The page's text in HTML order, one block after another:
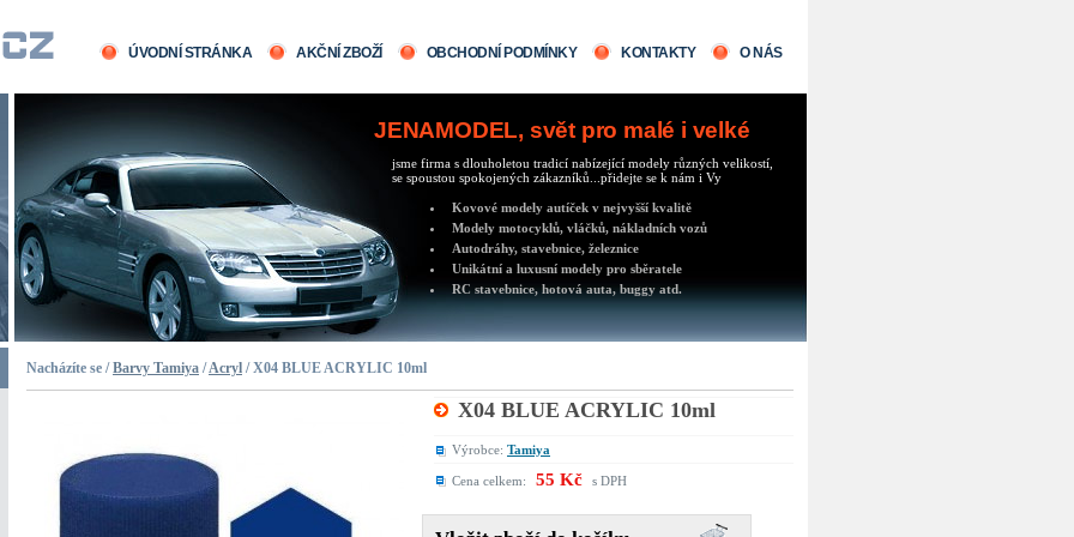
ÚVODNÍ STRÁNKA AKČNÍ ZBOŽÍ OBCHODNÍ PODMÍNKY KONTAKTY O NÁS
JENAMODEL, svět pro malé i velké
jsme firma s dlouholetou tradicí nabízející modely různých velikostí,
se spoustou spokojených zákazníků...přidejte se k nám i Vy
Kovové modely autíček v nejvyšší kvalitě
Modely motocyklů, vláčků, nákladních vozů
Autodráhy, stavebnice, železnice
Unikátní a luxusní modely pro sběratele
RC stavebnice, hotová auta, buggy atd.
Nacházíte se /Barvy Tamiya /Acryl / X04 BLUE ACRYLIC 10ml
X04 BLUE ACRYLIC 10ml
Výrobce: Tamiya
Cena celkem: 55 Kč s DPH